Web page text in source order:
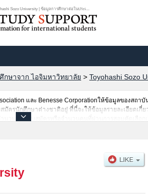
Sozo University | ข้อมูลการศึกษาต่อในประเ...
กษาจาก ไอจิมหาวิทยาลัย > Toyohashi Sozo
และ Benesse Corporationให้ข้อมูลของส
รนักศึกษาต่างชาติอยู่ ที่นี่จะให้ข้อมูลรายละเอียดเกี่ย
วนคนที่รับสมัครหรือจำนวนคนที่ผ่านการสอบคัดเลือก